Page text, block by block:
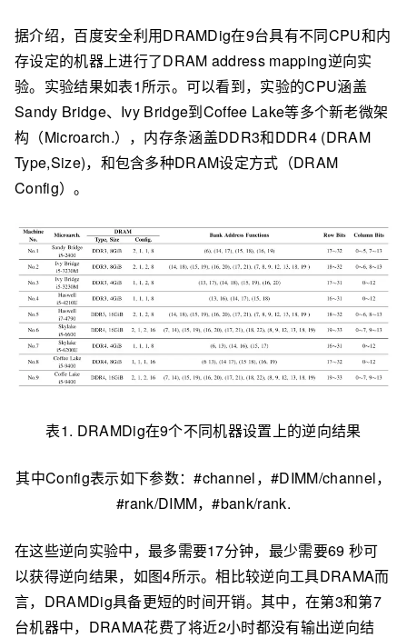
据介绍，百度安全利用DRAMDig在9台具有不同CPU和内
存设定的机器上进行了DRAM address mapping逆向实
验。实验结果如表1所示。可以看到，实验的CPU涵盖
Sandy Bridge、Ivy Bridge到Coffee Lake等多个新老微架
构（Microarch.），内存条涵盖DDR3和DDR4 (DRAM
Type,Size)，和包含多种DRAM设定方式（DRAM
Config）。
表1. DRAMDig在9个不同机器设置上的逆向结果
其中Config表示如下参数：#channel，#DIMM/channel，
#rank/DIMM，#bank/rank.
在这些逆向实验中，最多需要17分钟，最少需要69 秒可
以获得逆向结果，如图4所示。相比较逆向工具DRAMA而
言，DRAMDig具备更短的时间开销。其中，在第3和第7
台机器中，DRAMA花费了将近2小时都没有输出逆向结